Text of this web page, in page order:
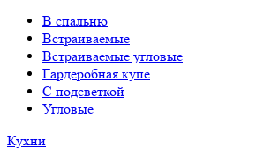
В спальню
Встраиваемые
Встраиваемые угловые
Гардеробная купе
С подсветкой
Угловые
Кухни